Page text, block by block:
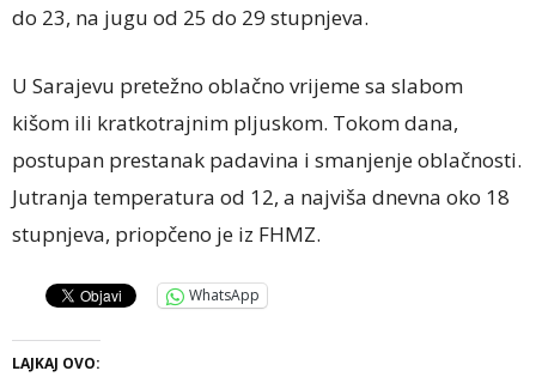
do 23, na jugu od 25 do 29 stupnjeva.
U Sarajevu pretežno oblačno vrijeme sa slabom
kišom ili kratkotrajnim pljuskom. Tokom dana,
postupan prestanak padavina i smanjenje oblačnosti.
Jutranja temperatura od 12, a najviša dnevna oko 18
stupnjeva, priopčeno je iz FHMZ.
WhatsApp
LAJKAJ OVO: